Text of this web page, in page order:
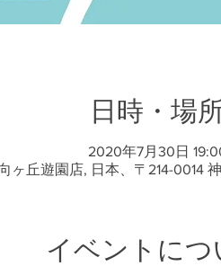
日時・場
2020年7月30日
ヶ丘遊園店, 日本、〒214-0014
イベントにつ